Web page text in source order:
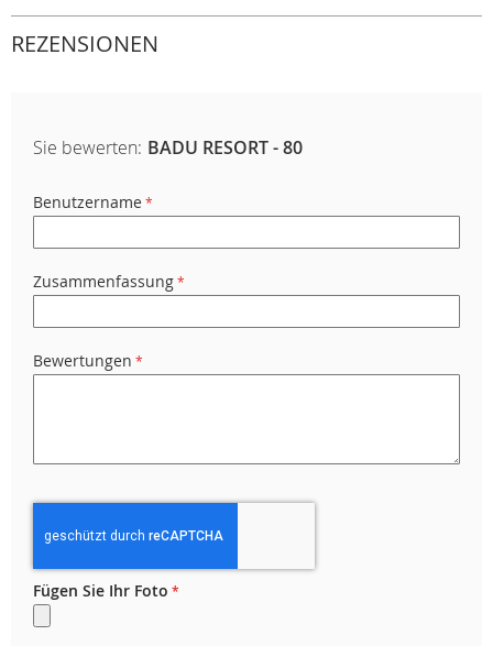
REZENSIONEN
Sie bewerten: BADU RESORT - 80
Benutzername
Zusammenfassung
Bewertungen
Fügen Sie Ihr Foto